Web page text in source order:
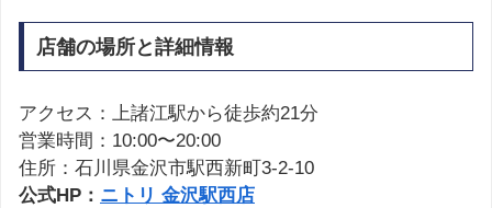
店舗の場所と詳細情報
アクセス：上諸江駅から徒歩約21分
営業時間：10:00〜20:00
住所：石川県金沢市駅西新町3-2-10
公式HP： ニトリ 金沢駅西店